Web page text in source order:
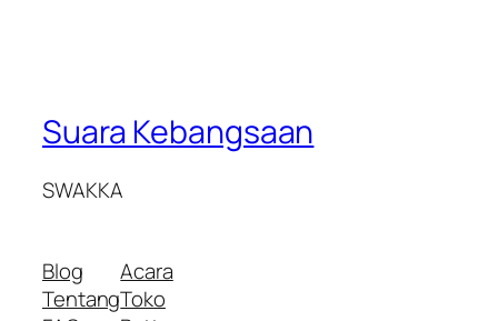
Suara Kebangsaan
SWAKKA
Blog
Tentang
Acara
Toko